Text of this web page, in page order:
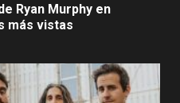
Ryan Murphy en
más vistas